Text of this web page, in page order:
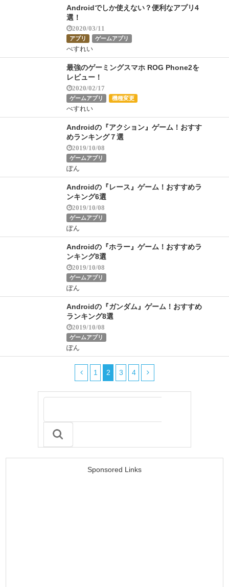
Androidでしか使えない？便利なアプリ4
選！
2020/03/11
アプリ ゲームアプリ
べすれい
最強のゲーミングスマホ ROG Phone2を
レビュー！
2020/02/17
ゲームアプリ 機種変更
べすれい
Androidの『アクション』ゲーム！おすす
めランキング７選
2019/10/08
ゲームアプリ
ぽん
Androidの『レース』ゲーム！おすすめラ
ンキング6選
2019/10/08
ゲームアプリ
ぽん
Androidの『ホラー』ゲーム！おすすめラ
ンキング8選
2019/10/08
ゲームアプリ
ぽん
Androidの『ガンダム』ゲーム！おすすめ
ランキング8選
2019/10/08
ゲームアプリ
ぽん
1 2 3 4
Sponsored Links